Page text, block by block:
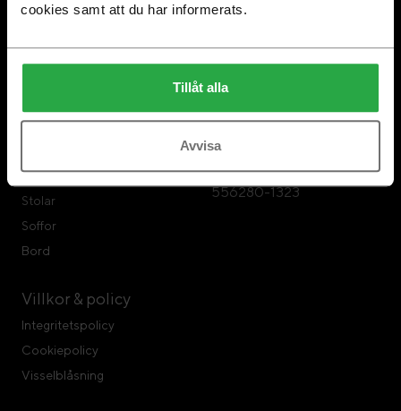
cookies samt att du har informerats.
Tillåt alla
Avvisa
Om Swedese
Fåtöljer
Stolar
Soffor
Bord
Villkor & policy
Integritetspolicy
Cookiepolicy
Visselblåsning
Swedese Möbler
Swedese Möbler AB
567 23 Vaggeryd
Tel: 0393-797 00
Organisationsnr:
556280-1323